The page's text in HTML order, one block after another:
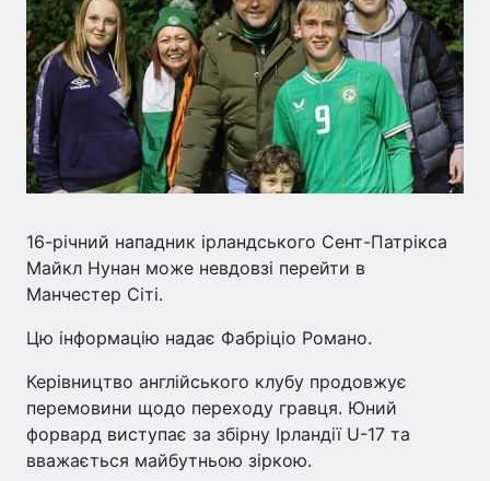
16-річний нападник ірландського Сент-Патрікса
Майкл Нунан може невдовзі перейти в
Манчестер Сіті.
Цю інформацію надає Фабріціо Романо.
Керівництво англійського клубу продовжує
перемовини щодо переходу гравця. Юний
форвард виступає за збірну Ірландії U-17 та
вважається майбутньою зіркою.